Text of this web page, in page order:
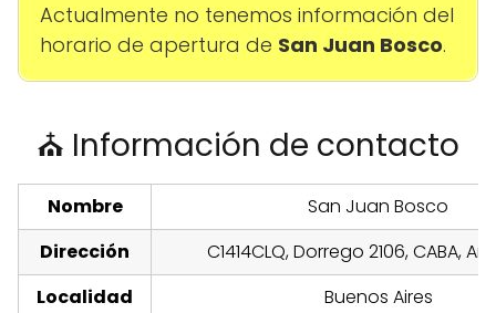
Actualmente no tenemos información del
horario de apertura de San Juan Bosco.
⛪ Información de contacto
Nombre
San Juan Bosco
Dirección
C1414CLQ, Dorrego 2106, CABA,
Localidad
Buenos Aires